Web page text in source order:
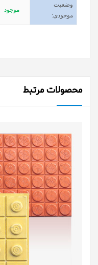
وضعیت
موجودی:
موجود
محصولات مرتبط